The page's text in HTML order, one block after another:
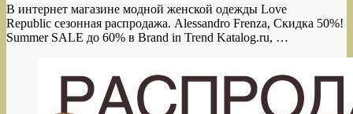
В интернет магазине модной женской одежды Love
Republic сезонная распродажа. Alessandro Frenza, Скидка 50%!
Summer SALE до 60% в Brand in Trend Katalog.ru, …